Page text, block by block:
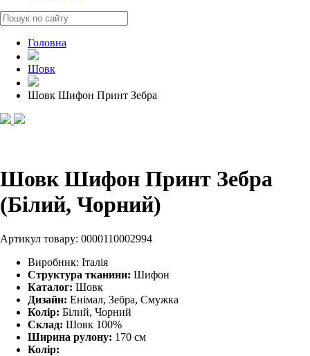
Головна
Шовк
Шовк Шифон Принт Зебра
Шовк Шифон Принт Зебра
(Білий, Чорний)
Артикул товару: 0000110002994
Виробник: Італія
Структура тканини: Шифон
Каталог: Шовк
Дизайн: Енімал, Зебра, Смужка
Колір: Білий, Чорний
Склад: Шовк 100%
Ширина рулону: 170 см
Колір: